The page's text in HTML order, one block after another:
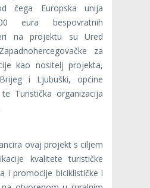
čega Europska unija
eura bespovratnih
na projektu su Ured
za
kao nositelj projekta,
i Ljubuški, općine
Turistička organizacija
ovaj projekt s ciljem
kvalitete turističke
i promocije biciklističke i